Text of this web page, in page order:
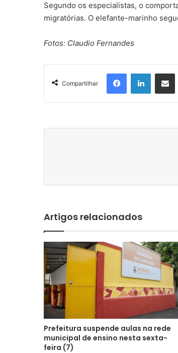
Segundo os especialistas, o
migratórias. O elefante-marinho
Fotos: Claudio Fernandes
Compartilhar
FacebookLinkedin
Artigos relacionados
Prefeitura suspende aulas na rede
municipal de ensino nesta sexta-
feira (7)